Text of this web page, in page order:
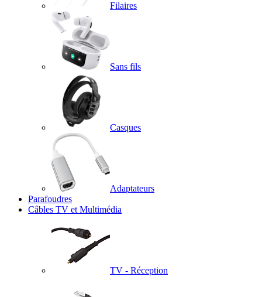
Filaires
Sans fils
Casques
Adaptateurs
Parafoudres
Câbles TV et Multimédia
TV - Réception